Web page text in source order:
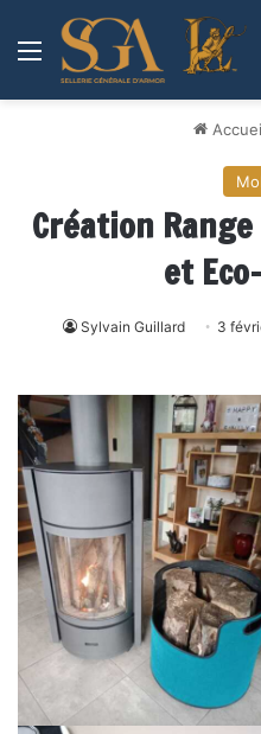
Menu
Création
et
Sylvain Guillard 3